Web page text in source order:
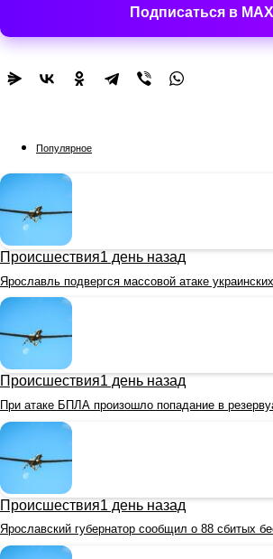
Подписаться в MAX
Популярное
Происшествия1 день назад
Ярославль подвергся массовой атаке
Происшествия1 день назад
При атаке БПЛА произошло попадание в
Происшествия1 день назад
Ярославский губернатор сообщил о 88 сбитых